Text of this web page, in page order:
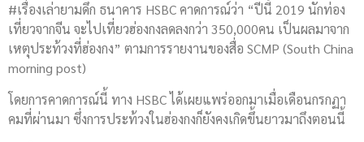
#เรื่องเล่ายามดึก ธนาคาร HSBC คาดการณ์​ว่า “ปีนี้ 2019 นักท่อง
เที่ยว​จากจีน จะไปเที่ยวฮ่องกงลดลงกว่า 350,000คน เป็นผลมาจาก
เหตุประท้วงที่ฮ่องกง” ตามการรายงานของสื่อ SCMP (South China
morning post)
โดยการคาดการณ์​นี้ ทาง HSBC ได้เผยแพร่ออกมาเมื่อเดือนกรกฏา​
คมที่ผ่านมา ซึ่งการประท้วงในฮ่องกงก็ยังคงเกิดขึ้นยาวมาถึงตอนนี้